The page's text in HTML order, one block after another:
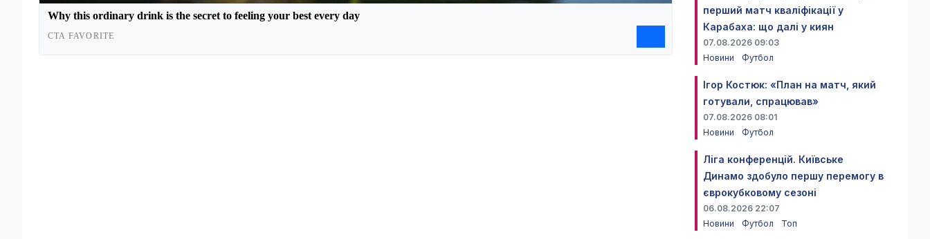
перший матч кваліфікації у
Карабаха: що далі у киян
07.08.2026 09:03
Новини
Футбол
Ігор Костюк: «План на матч, який
готували, спрацював»
07.08.2026 08:01
Новини
Футбол
Ліга конференцій. Київське
Динамо здобуло першу перемогу в
єврокубковому сезоні
06.08.2026 22:07
Новини
Футбол Топ